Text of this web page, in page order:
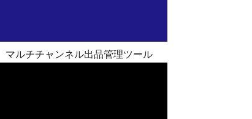
マルチチャンネル出品管理ツール